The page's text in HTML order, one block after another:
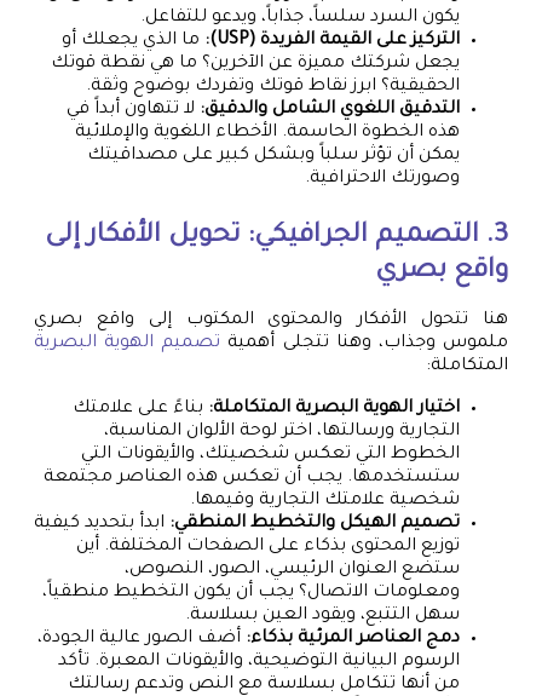
يكون السرد سلساً، جذاباً، ويدعو للتفاعل.
التركيز على القيمة الفريدة (USP):
ما الذي يجعلك أو
يجعل شركتك مميزة عن الآخرين؟ ما هي نقطة قوتك
الحقيقية؟ ابرز نقاط قوتك وتفردك بوضوح وثقة.
التدقيق اللغوي الشامل والدقيق: لا تتهاون أبداً في
هذه الخطوة الحاسمة. الأخطاء اللغوية والإملائية
يمكن أن تؤثر سلباً وبشكل كبير على مصداقيتك
وصورتك الاحترافية.
3. التصميم الجرافيكي: تحويل الأفكار إلى
واقع بصري
هنا تتحول الأفكار والمحتوى المكتوب إلى واقع بصري
ملموس وجذاب، وهنا تتجلى أهمية تصميم الهوية البصرية
المتكاملة:
اختيار الهوية البصرية المتكاملة: بناءً على علامتك
التجارية ورسالتها، اختر لوحة الألوان المناسبة،
الخطوط التي تعكس شخصيتك، والأيقونات التي
ستستخدمها. يجب أن تعكس هذه العناصر مجتمعة
شخصية علامتك التجارية وقيمها.
تصميم الهيكل والتخطيط المنطقي: ابدأ بتحديد كيفية
توزيع المحتوى بذكاء على الصفحات المختلفة. أين
ستضع العنوان الرئيسي، الصور، النصوص،
ومعلومات الاتصال؟ يجب أن يكون التخطيط منطقياً،
سهل التتبع، ويقود العين بسلاسة.
دمج العناصر المرئية بذكاء: أضف الصور عالية الجودة،
الرسوم البيانية التوضيحية، والأيقونات المعبرة. تأكد
من أنها تتكامل بسلاسة مع النص وتدعم رسالتك